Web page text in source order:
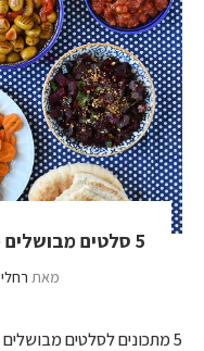
5 סלטים מבושלים מושלמים לארוחת שישי שבת
מאת
5 מתכונים לסלטים